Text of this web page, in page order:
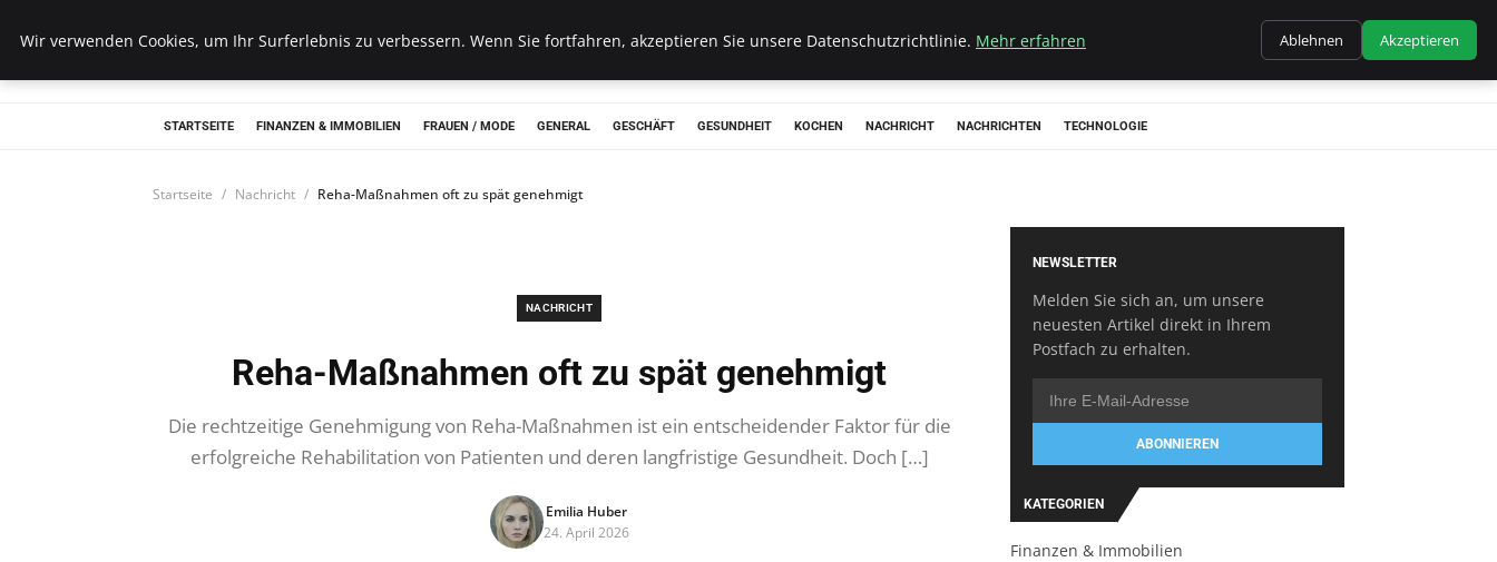
Wk Institut
STARTSEITE FINANZEN & IMMOBILIEN FRAUEN / MODE GENERAL GESCHÄFT GESUNDHEIT KOCHEN NACHRICHT NACHRICHTEN TECHNOLOGIE
Startseite Nachricht Reha-Maßnahmen oft zu spät genehmigt
NACHRICHT
Reha-Maßnahmen oft zu spät genehmigt
Die rechtzeitige Genehmigung von Reha-Maßnahmen ist ein entscheidender Faktor für die
erfolgreiche Rehabilitation von Patienten und deren langfristige Gesundheit. Doch […]
Emilia Huber
24. April 2026
NEWSLETTER
Melden Sie sich an, um unsere
neuesten Artikel direkt in Ihrem
Postfach zu erhalten.
ABONNIEREN
KATEGORIEN
Finanzen & Immobilien
Wir verwenden Cookies, um Ihr Surferlebnis zu verbessern. Wenn Sie fortfahren, akzeptieren Sie unsere Datenschutzrichtlinie. Mehr erfahren Ablehnen Akzeptieren